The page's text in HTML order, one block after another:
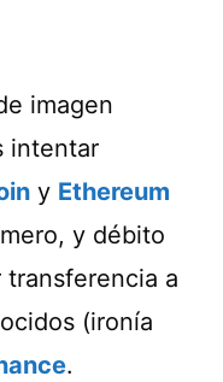
imagen
intentar
y Ethereum
y débito
a
(ironía
.